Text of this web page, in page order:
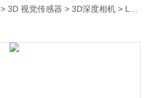
>3D 视觉传感器 >3D深度相机 > LXPS-HS0222-B/C双目3D相机